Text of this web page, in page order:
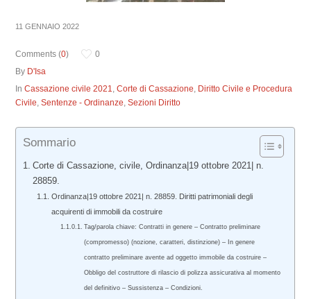
11 GENNAIO 2022
Comments (0)
0
By D'Isa
InCassazione civile 2021,Corte di Cassazione, Diritto Civile e Procedura
Civile,Sentenze - Ordinanze,Sezioni Diritto
Sommario
Corte di Cassazione, civile, Ordinanza|19 ottobre 2021| n.
28859.
Ordinanza|19 ottobre 2021| n. 28859. Diritti patrimoniali degli
acquirenti di immobili da costruire
Tag/parola chiave: Contratti in genere – Contratto preliminare
(compromesso) (nozione, caratteri, distinzione) – In genere
contratto preliminare avente ad oggetto immobile da costruire –
Obbligo del costruttore di rilascio di polizza assicurativa al momento
del definitivo – Sussistenza – Condizioni.